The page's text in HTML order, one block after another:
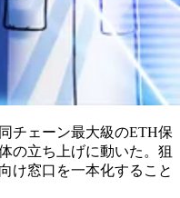
チェーン最大級のETH保
の立ち上げに動いた。狙
け窓口を一本化すること